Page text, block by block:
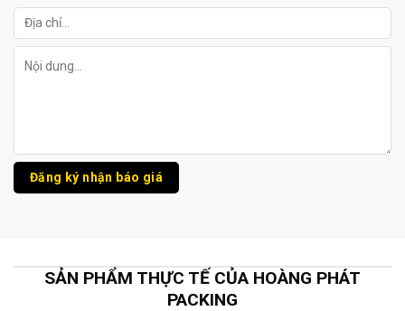
SẢN PHẨM THỰC TẾ CỦA HOÀNG PHÁT
PACKING